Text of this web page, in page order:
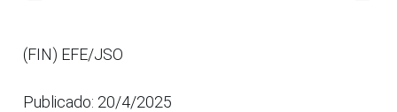
(FIN) EFE/JSO
Publicado: 20/4/2025